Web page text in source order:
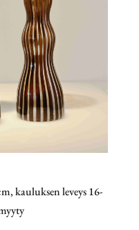
kauluksen leveys 16-